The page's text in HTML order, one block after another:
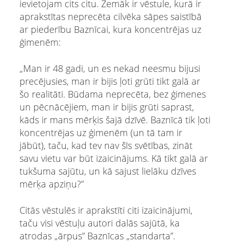
ievietojam cits citu. Zemāk ir vēstule, kurā ir
aprakstītas neprecēta cilvēka sāpes saistībā
ar piederību Baznīcai, kura koncentrējas uz
ģimenēm:
„Man ir 48 gadi, un es nekad neesmu bijusi
precējusies, man ir bijis ļoti grūti tikt galā ar
šo realitāti. Būdama neprecēta, bez ģimenes
un pēcnācējiem, man ir bijis grūti saprast,
kāds ir mans mērķis šajā dzīvē. Baznīcā tik ļoti
koncentrējas uz ģimenēm (un tā tam ir
jābūt), taču, kad tev nav šīs svētības, zināt
savu vietu var būt izaicinājums. Kā tikt galā ar
tukšuma sajūtu, un kā sajust lielāku dzīves
mērķa apziņu?”
Citās vēstulēs ir aprakstīti citi izaicinājumi,
taču visi vēstuļu autori dalās sajūtā, ka
atrodas „ārpus” Baznīcas „standarta”.